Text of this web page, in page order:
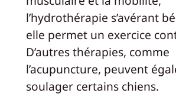
l’hydrothérapie s’avérant
elle permet un exercice
D’autres thérapies, comme
l’acupuncture, peuvent
soulager certains chiens.